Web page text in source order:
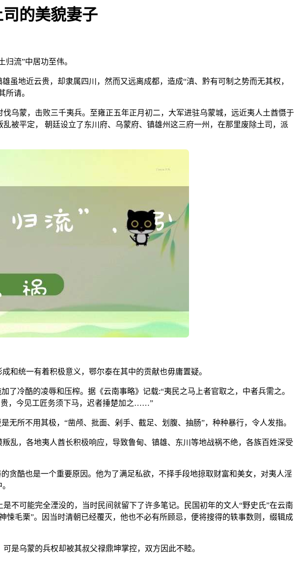
的美貌妻子
流”中居功至伟。
虽地近云贵，却隶属四川，然而又远离成都，造成“滇、黔有可制之势而无其权，
所请。
乌蒙，击败三千夷兵。至雍正五年正月初二，大军进驻乌蒙城，远近夷人土酋慑于
被平定， 朝廷设立了东川府、乌蒙府、镇雄州这三府一州，在那里废除土司，派
和统一有着积极意义，鄂尔泰在其中的贡献也毋庸置疑。
冷酷的凌辱和压榨。据《云南事略》记载:“夷民之马上者官取之，中者兵需之。
贵，今见工匠务须下马，迟者捶楚加之……”
所不用其极，“凿颅、批面、剁手、截足、划腹、抽肠”，种种暴行，令人发指。
乱，各地夷人酋长积极响应，导致鲁甸、镇雄、东川等地战祸不绝，各族百姓深受
贪酷也是一个重要原因。他为了满足私欲，不择手段地掠取财富和美女，对夷人淫
不可能完全湮没的，当时民间就留下了许多笔记。民国初年的文人“野史氏”在云南
毛栗”。因当时清朝已经覆灭，他也不必有所顾忌，便将搜得的轶事数则，缀辑成
是乌蒙的兵权却被其叔父禄鼎坤掌控，双方因此不睦。